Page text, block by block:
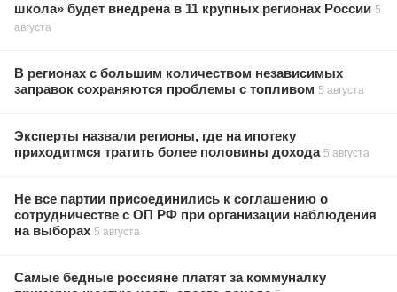
школа» будет внедрена в 11 крупных регионах России 5
августа
В регионах с большим количеством независимых
заправок сохраняются проблемы с топливом 5 августа
Эксперты назвали регионы, где на ипотеку
приходитмся тратить более половины дохода 5 августа
Не все партии присоединились к соглашению о
сотрудничестве с ОП РФ при организации наблюдения
на выборах 5 августа
Самые бедные россияне платят за коммуналку